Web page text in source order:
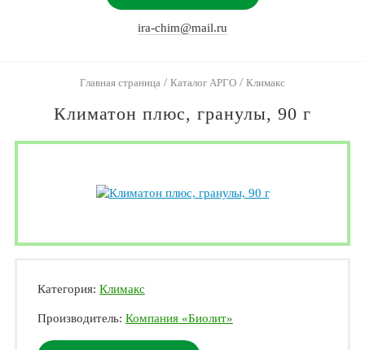
ira-chim@mail.ru
Главная страница / Каталог АРГО / Климакс
Климатон плюс, гранулы, 90 г
Категория: Климакс
Производитель: Компания «Биолит»